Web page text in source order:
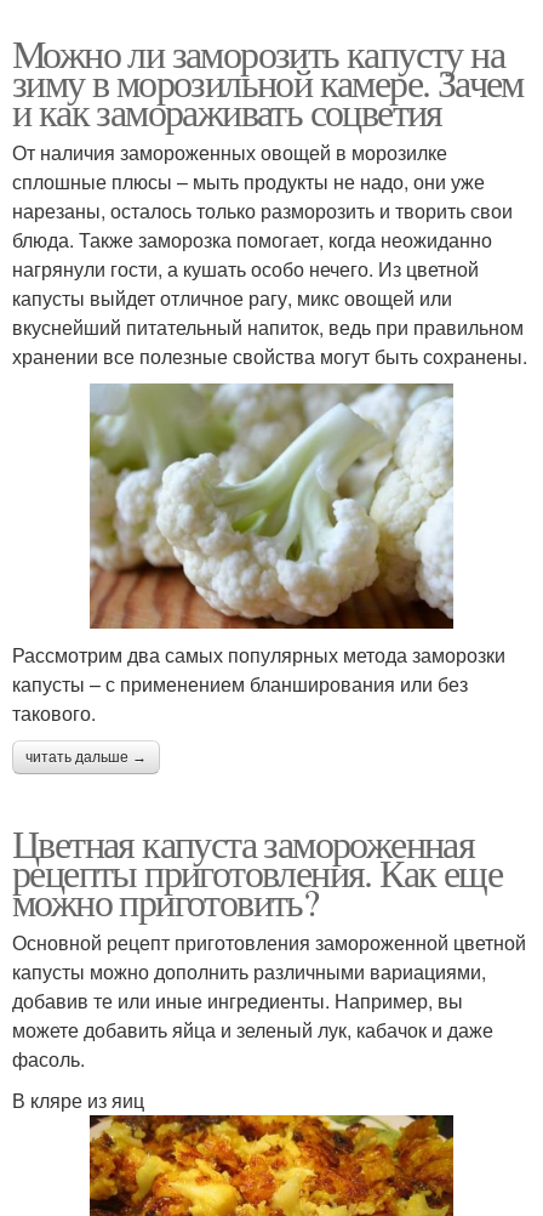
Можно ли заморозить капусту на
зиму в морозильной камере. Зачем
и как замораживать соцветия
От наличия замороженных овощей в морозилке
сплошные плюсы – мыть продукты не надо, они уже
нарезаны, осталось только разморозить и творить свои
блюда. Также заморозка помогает, когда неожиданно
нагрянули гости, а кушать особо нечего. Из цветной
капусты выйдет отличное рагу, микс овощей или
вкуснейший питательный напиток, ведь при правильном
хранении все полезные свойства могут быть сохранены.
Рассмотрим два самых популярных метода заморозки
капусты – с применением бланширования или без
такового.
читать дальше →
Цветная капуста замороженная
рецепты приготовления. Как еще
можно приготовить?
Основной рецепт приготовления замороженной цветной
капусты можно дополнить различными вариациями,
добавив те или иные ингредиенты. Например, вы
можете добавить яйца и зеленый лук, кабачок и даже
фасоль.
В кляре из яиц